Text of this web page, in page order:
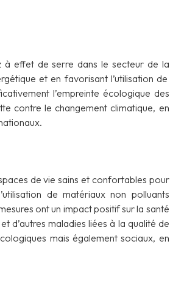
à effet de serre dans le secteur de la
et en favorisant l’utilisation de
l’empreinte écologique des
contre le changement climatique, en
de vie sains et confortables pour
de matériaux non polluants
ont un impact positif sur la santé
d’autres maladies liées à la qualité de
mais également sociaux, en